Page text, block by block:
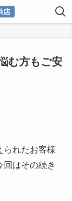
む方もご安
られたお客様
はその続き